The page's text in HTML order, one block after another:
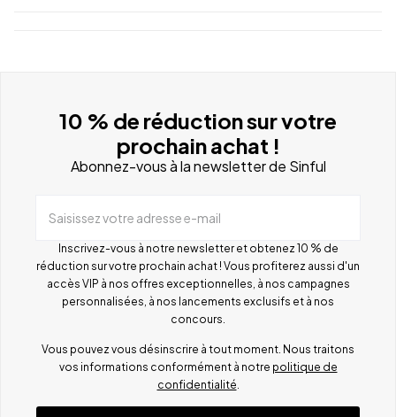
10 % de réduction sur votre
prochain achat !
Abonnez-vous à la newsletter de Sinful
Saisissez votre adresse e-mail
Inscrivez-vous à notre newsletter et obtenez 10 % de
réduction sur votre prochain achat ! Vous profiterez aussi d'un
accès VIP à nos offres exceptionnelles, à nos campagnes
personnalisées, à nos lancements exclusifs et à nos
concours.
Vous pouvez vous désinscrire à tout moment. Nous traitons
vos informations conformément à notre politique de
confidentialité